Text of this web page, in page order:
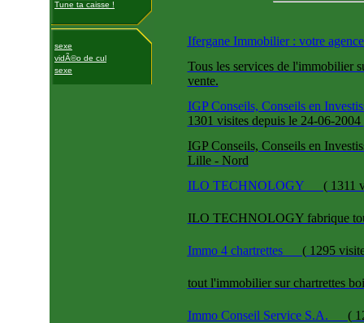
Tune ta caisse !
sexe
vidÃ©o de cul
sexe
Ifergane Immobilier : votre
Tous les services de l'immobilier
vente.
IGP Conseils, Conseils en
1301 visites depuis le 24-06-2004
IGP Conseils, Conseils en
Lille - Nord
ILO TECHNOLOGY
(1311
ILO TECHNOLOGY fabrique
Immo 4 chartrettes (1295
tout l'immobilier sur chartrettes
Immo Conseil Service S.A. (